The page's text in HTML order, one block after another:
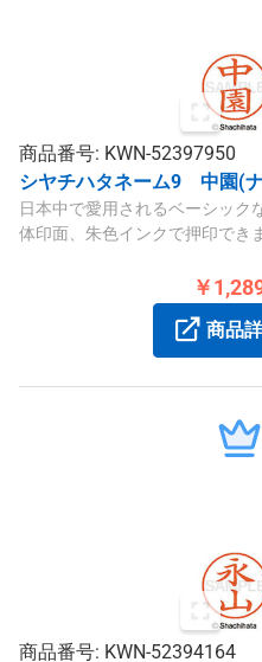
商品番号: KWN-52397950
シヤチハタネーム9 中園(
日本中で愛用されるベーシック
体印面、朱色インクで押印でき
￥
商品
商品番号: KWN-52394164